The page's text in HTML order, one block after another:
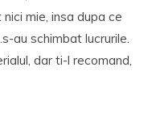
mie, insa dupa ce
au schimbat lucrurile.
dar ti-l recomand,